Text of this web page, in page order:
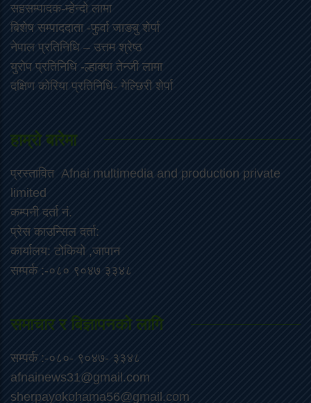
सहसम्पादक-म्हेन्दो लामा
‍बिशेष सम्पाददाता -फुर्वा जा‌ङबु शेर्पा
नेपाल प्रतिनिधि – उत्तम श्रेष्ठ
युरोप प्रतिनिधि -ल्हाक्पा तेन्जी लामा
दक्षिण कोरिया प्रतिनिधि- गेल्छिरी शेर्पा
हाम्रो बारेमा
प्रस्तावित Afnai multimedia and production private
limited
कम्पनी दर्ता नं.
प्रेस काउन्सिल दर्ता:
कार्यालय: टोकियो ,जापान
सम्पर्क :-०८० ९०४७ ३३४८
समाचार र बिज्ञापनको लागि
सम्पर्क :-०८०- ९०४७- ३३४८
afnainews31@gmail.com
sherpayokohama56@gmail.com